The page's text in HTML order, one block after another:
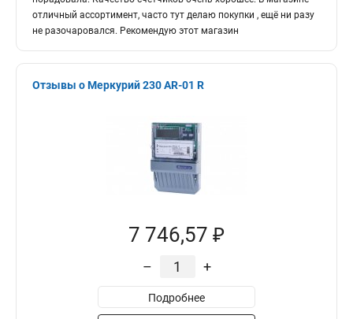
отличный ассортимент, часто тут делаю покупки , ещё ни разу
не разочаровался. Рекомендую этот магазин
Отзывы о Меркурий 230 AR-01 R
7 746,57 ₽
– +
Подробнее